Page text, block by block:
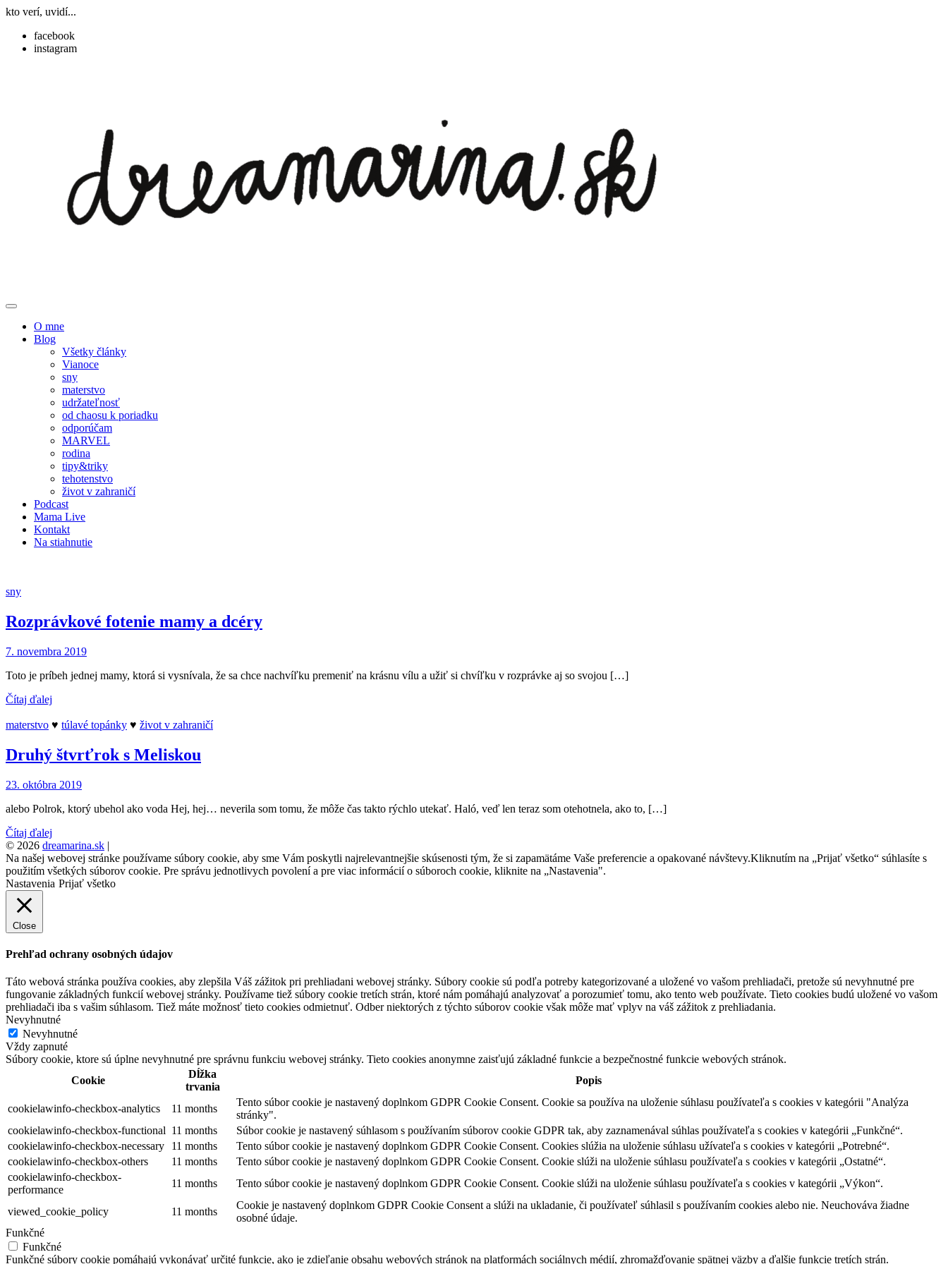
kto verí, uvidí...
facebook
instagram
O mne
Blog
Všetky články
Vianoce
sny
materstvo
udržateľnosť
od chaosu k poriadku
odporúčam
MARVEL
rodina
tipy&triky
tehotenstvo
život v zahraničí
Podcast
Mama Live
Kontakt
Na stiahnutie
sny
Rozprávkové fotenie mamy a dcéry
7. novembra 2019
Toto je príbeh jednej mamy, ktorá si vysnívala, že sa chce nachvíľku premeniť na krásnu vílu a užiť si chvíľku v rozprávke aj so svojou […]
Čítaj ďalej
materstvo ♥ túlavé topánky ♥ život v zahraničí
Druhý štvrťrok s Meliskou
23. októbra 2019
alebo Polrok, ktorý ubehol ako voda Hej, hej… neverila som tomu, že môže čas takto rýchlo utekať. Haló, veď len teraz som otehotnela, ako to, […]
Čítaj ďalej
© 2026 dreamarina.sk |
Na našej webovej stránke používame súbory cookie, aby sme Vám poskytli najrelevantnejšie skúsenosti tým, že si zapamätáme Vaše preferencie a opakované návštevy.Kliknutím na „Prijať všetko“ súhlasíte s
použitím všetkých súborov cookie. Pre správu jednotlivych povolení a pre viac informácií o súboroch cookie, kliknite na „Nastavenia".
Nastavenia Prijať všetko
Close
Prehľad ochrany osobných údajov
Táto webová stránka používa cookies, aby zlepšila Váš zážitok pri prehliadani webovej stránky. Súbory cookie sú podľa potreby kategorizované a uložené vo vašom prehliadači, pretože sú nevyhnutné pre
fungovanie základných funkcií webovej stránky. Používame tiež súbory cookie tretích strán, ktoré nám pomáhajú analyzovať a porozumieť tomu, ako tento web používate. Tieto cookies budú uložené vo vašom
prehliadači iba s vašim súhlasom. Tiež máte možnosť tieto cookies odmietnuť. Odber niektorých z týchto súborov cookie však môže mať vplyv na váš zážitok z prehliadania.
Nevyhnutné
Nevyhnutné
Vždy zapnuté
Súbory cookie, ktore sú úplne nevyhnutné pre správnu funkciu webovej stránky. Tieto cookies anonymne zaisťujú základné funkcie a bezpečnostné funkcie webových stránok.
Cookie
Dĺžka
trvania
Popis
cookielawinfo-checkbox-analytics 11 months
Tento súbor cookie je nastavený doplnkom GDPR Cookie Consent. Cookie sa používa na uloženie súhlasu používateľa s cookies v kategórii "Analýza
stránky".
cookielawinfo-checkbox-functional 11 months
Súbor cookie je nastavený súhlasom s používaním súborov cookie GDPR tak, aby zaznamenával súhlas používateľa s cookies v kategórii „Funkčné“.
cookielawinfo-checkbox-necessary
11 months
Tento súbor cookie je nastavený doplnkom GDPR Cookie Consent. Cookies slúžia na uloženie súhlasu užívateľa s cookies v kategórii „Potrebné“.
cookielawinfo-checkbox-others
11 months
Tento súbor cookie je nastavený doplnkom GDPR Cookie Consent. Cookie slúži na uloženie súhlasu používateľa s cookies v kategórii „Ostatné“.
cookielawinfo-checkbox-
performance
11 months Tento súbor cookie je nastavený doplnkom GDPR Cookie Consent. Cookie slúži na uloženie súhlasu používateľa s cookies v kategórii „Výkon“.
viewed_cookie_policy 11 months
Cookie je nastavený doplnkom GDPR Cookie Consent a slúži na ukladanie, či používateľ súhlasil s používaním cookies alebo nie. Neuchováva žiadne
osobné údaje.
Funkčné
Funkčné
Funkčné súbory cookie pomáhajú vykonávať určité funkcie, ako je zdieľanie obsahu webových stránok na platformách sociálnych médií, zhromažďovanie spätnej väzby a ďalšie funkcie tretích strán.